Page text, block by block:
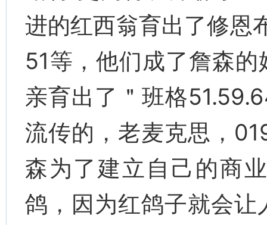
进的红西翁育出了修恩
51等，他们成了詹森
亲育出了＂班格
流传的，老麦克思，
森为了建立自己的商
鸽，因为红鸽子就会